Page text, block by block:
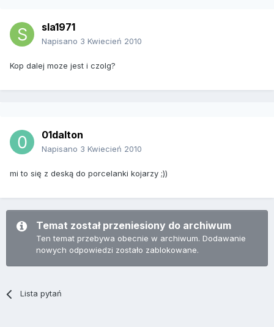
sla1971
Napisano 3 Kwiecień 2010
Kop dalej moze jest i czolg?
01dalton
Napisano 3 Kwiecień 2010
mi to się z deską do porcelanki kojarzy ;))
Temat został przeniesiony do archiwum
Ten temat przebywa obecnie w archiwum. Dodawanie
nowych odpowiedzi zostało zablokowane.
Lista pytań